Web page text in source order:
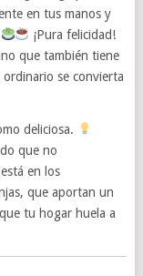
en tus manos y
¡Pura felicidad!
que también tiene
se convierta
deliciosa.
que no
en los
que aportan un
tu hogar huela a